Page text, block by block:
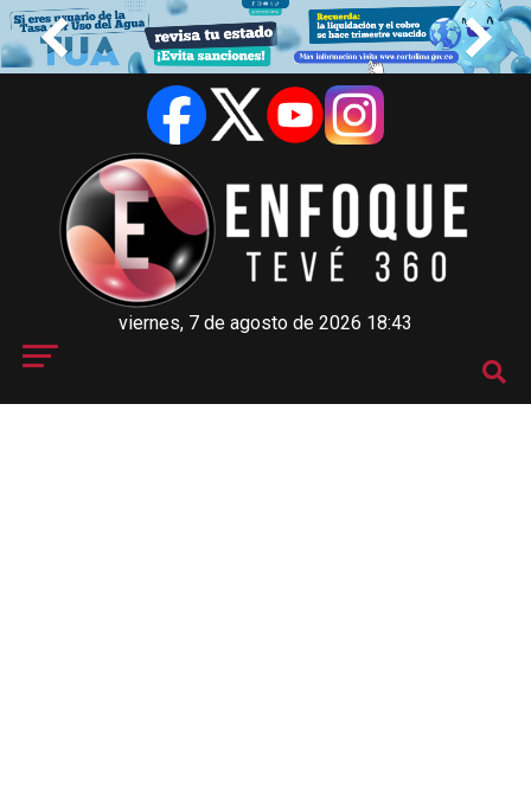
viernes, 7 de agosto de 2026 18:43